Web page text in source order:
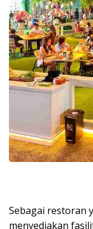
Sebagai restoran
menyediakan